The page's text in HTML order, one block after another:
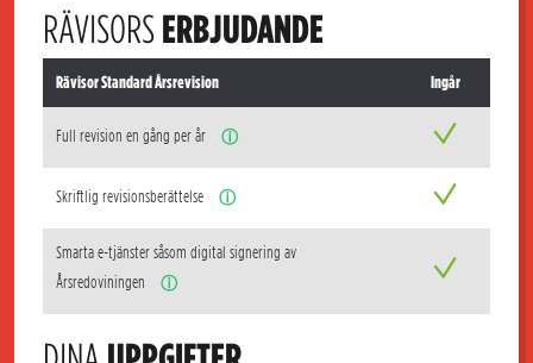
RÄVISORSERBJUDANDE
Rävisor Standard Årsrevision Ingår
Full revision en gång per år ⓘ
Skriftlig revisionsberättelse ⓘ
Smarta e-tjänster såsom digital signering av
Årsredoviningen
ⓘ